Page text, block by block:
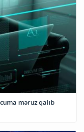
məruz qalıb